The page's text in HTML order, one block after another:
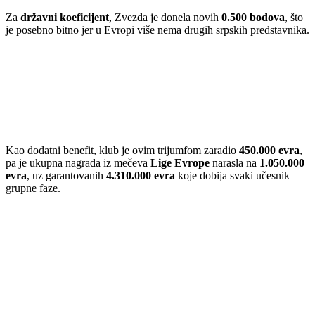
Za državni koeficijent, Zvezda je donela novih 0.500 bodova, što
je posebno bitno jer u Evropi više nema drugih srpskih predstavnika.
Kao dodatni benefit, klub je ovim trijumfom zaradio 450.000 evra,
pa je ukupna nagrada iz mečeva Lige Evrope narasla na 1.050.000
evra, uz garantovanih 4.310.000 evra koje dobija svaki učesnik
grupne faze.